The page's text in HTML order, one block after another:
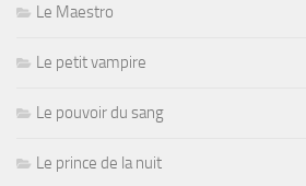
Le Maestro
Le petit vampire
Le pouvoir du sang
Le prince de la nuit